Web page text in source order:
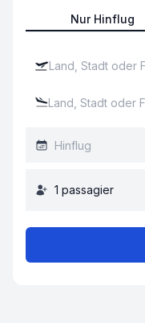
Nur Hinflug
1 passagier